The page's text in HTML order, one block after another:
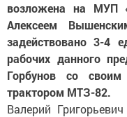
возложена на МУП
Алексеем
задействовано 3-4
рабочих данного
Горбунов со
трактором МТЗ-82.
Валерий